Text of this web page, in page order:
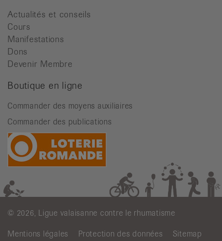
Actualités et conseils
Cours
Manifestations
Dons
Devenir Membre
Boutique en ligne
Commander des moyens auxiliaires
Commander des publications
© 2026, Ligue valaisanne contre le rhumatisme
Mentions légales
Protection des données Sitemap